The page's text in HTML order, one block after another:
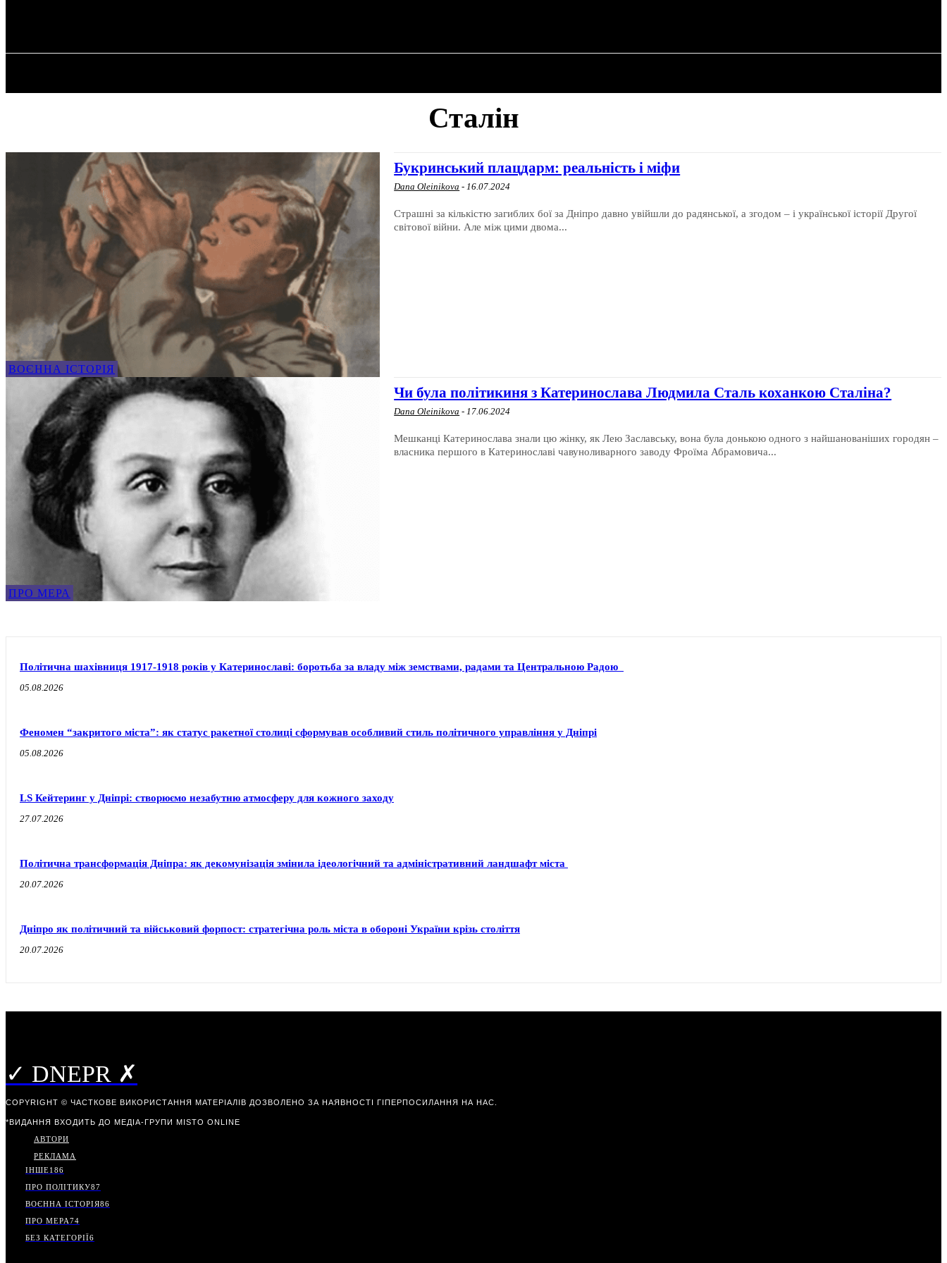
Сталін
ВОЄННА ІСТОРІЯ
Букринський плацдарм: реальність і міфи
Dana Oleinikova - 16.07.2024
Страшні за кількістю загиблих бої за Дніпро давно увійшли до радянської, а згодом – і української історії Другої
світової війни. Але між цими двома...
ПРО МЕРА
Чи була політикиня з Катеринослава Людмила Сталь коханкою Сталіна?
Dana Oleinikova - 17.06.2024
Мешканці Катеринослава знали цю жінку, як Лею Заславську, вона була донькою одного з найшанованіших городян –
власника першого в Катеринославі чавуноливарного заводу Фроїма Абрамовича...
Політична шахівниця 1917-1918 років у Катеринославі: боротьба за владу між земствами, радами та Центральною Радою
05.08.2026
Феномен “закритого міста”: як статус ракетної столиці сформував особливий стиль політичного управління у Дніпрі
05.08.2026
LS Кейтеринг у Дніпрі: створюємо незабутню атмосферу для кожного заходу
27.07.2026
Політична трансформація Дніпра: як декомунізація змінила ідеологічний та адміністративний ландшафт міста
20.07.2026
Дніпро як політичний та військовий форпост: стратегічна роль міста в обороні України крізь століття
20.07.2026
✓ DNEPR ✗
COPYRIGHT © ЧАСТКОВЕ ВИКОРИСТАННЯ МАТЕРІАЛІВ ДОЗВОЛЕНО ЗА НАЯВНОСТІ ГІПЕРПОСИЛАННЯ НА НАС.
*ВИДАННЯ ВХОДИТЬ ДО МЕДІА-ГРУПИ MISTO ONLINE
АВТОРИ
РЕКЛАМА
ІНШЕ186
ПРО ПОЛІТИКУ87
ВОЄННА ІСТОРІЯ86
ПРО МЕРА74
БЕЗ КАТЕГОРІЇ6